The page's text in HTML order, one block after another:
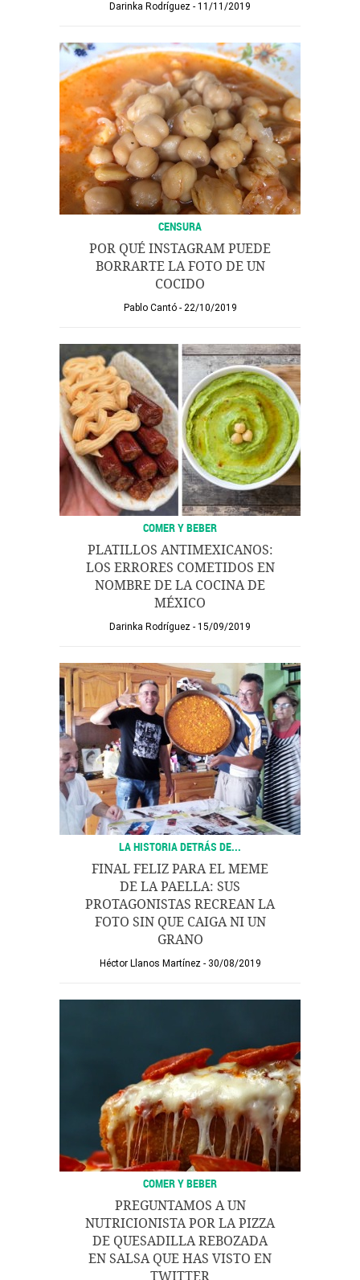
Darinka Rodríguez 11/11/2019
CENSURA
POR QUÉ INSTAGRAM PUEDE
BORRARTE LA FOTO DE UN
COCIDO
Pablo Cantó 22/10/2019
COMER Y BEBER
PLATILLOS ANTIMEXICANOS:
LOS ERRORES COMETIDOS EN
NOMBRE DE LA COCINA DE
MÉXICO
Darinka Rodríguez 15/09/2019
LA HISTORIA DETRÁS DE...
FINAL FELIZ PARA EL MEME
DE LA PAELLA: SUS
PROTAGONISTAS RECREAN LA
FOTO SIN QUE CAIGA NI UN
GRANO
Héctor Llanos Martínez 30/08/2019
COMER Y BEBER
PREGUNTAMOS A UN
NUTRICIONISTA POR LA PIZZA
DE QUESADILLA REBOZADA
EN SALSA QUE HAS VISTO EN
TWITTER